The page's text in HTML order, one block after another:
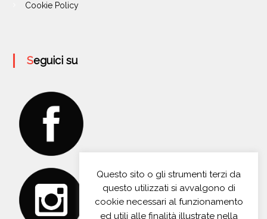
Cookie Policy
Seguici su
Questo sito o gli strumenti terzi da
questo utilizzati si avvalgono di
cookie necessari al funzionamento
ed utili alle finalità illustrate nella